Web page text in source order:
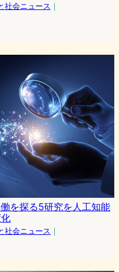
社会ニュース ｜
を探る5研究を人工知能
社会ニュース ｜